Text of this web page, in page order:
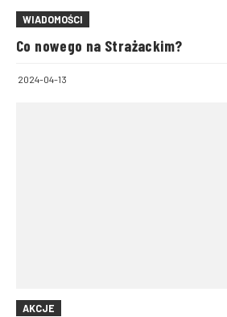
WIADOMOŚCI
Co nowego na Strażackim?
2024-04-13
AKCJE